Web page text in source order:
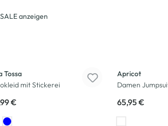
anzeigen
Tossa
mit Stickerei
€
Apricot
Damen
65,95 €